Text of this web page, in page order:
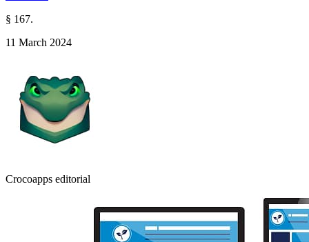
§ 167.
11 March 2024
Crocoapps editorial